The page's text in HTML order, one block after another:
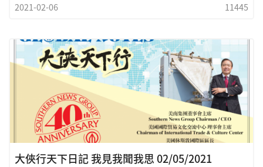
2021-02-06 11445
大俠行天下日記 我見我聞我思 02/05/2021